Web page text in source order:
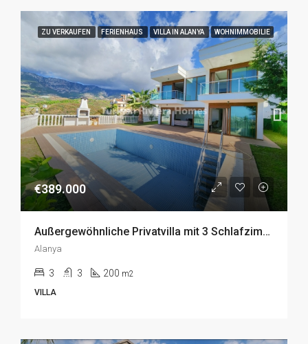
ZU VERKAUFEN FERIENHAUS VILLA IN ALANYA WOHNIMMOBILIE
€389.000
Außergewöhnliche Privatvilla mit 3 Schlafzimmern in Kargicak, Alanya zu Verkaufen
Alanya
3 3 200 m2
VILLA